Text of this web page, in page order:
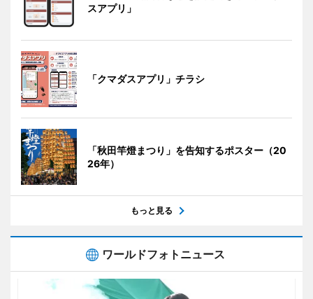
スアプリ」
「クマダスアプリ」チラシ
「秋田竿燈まつり」を告知するポスター（20
26年）
もっと見る
ワールドフォトニュース